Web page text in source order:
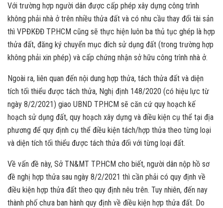
Với trường hợp người dân được cấp phép xây dựng công trình
không phải nhà ở trên nhiều thửa đất và có nhu cầu thay đổi tài sản
thì VPĐKĐĐ TP.HCM cũng sẽ thực hiện luôn ba thủ tục ghép là hợp
thửa đất, đăng ký chuyển mục đích sử dụng đất (trong trường hợp
không phải xin phép) và cấp chứng nhận sở hữu công trình nhà ở.
Ngoài ra, liên quan đến nội dung hợp thửa, tách thửa đất và diện
tích tối thiểu được tách thửa, Nghị định 148/2020 (có hiệu lực từ
ngày 8/2/2021) giao UBND TP.HCM sẽ căn cứ quy hoạch kế
hoạch sử dụng đất, quy hoạch xây dựng và điều kiện cụ thể tại địa
phương để quy định cụ thể điều kiện tách/hợp thửa theo từng loại
và diện tích tối thiểu được tách thửa đối với từng loại đất.
Về vấn đề này, Sở TN&MT TP.HCM cho biết, người dân nộp hồ sơ
đề nghị hợp thửa sau ngày 8/2/2021 thì cần phải có quy định về
điều kiện hợp thửa đất theo quy định nêu trên. Tuy nhiên, đến nay
thành phố chưa ban hành quy định về điều kiện hợp thửa đất. Do